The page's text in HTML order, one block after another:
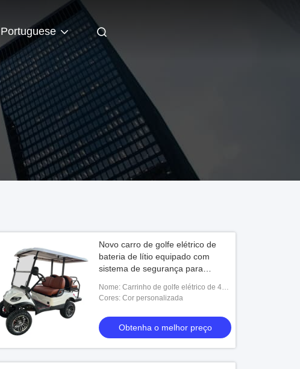
Portuguese
Novo carro de golfe elétrico de
bateria de lítio equipado com
sistema de segurança para
Nome: Carrinho de golfe elétrico de 4
lugares
Cores: Cor personalizada
Obtenha o melhor preço